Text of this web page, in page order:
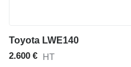
Toyota LWE140
2.600 € HT